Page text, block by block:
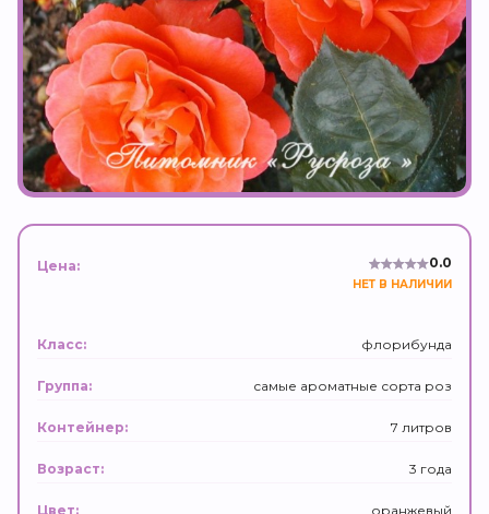
Цена: 0.0
НЕТ В НАЛИЧИИ
Класс: флорибунда
Группа: самые ароматные сорта роз
Контейнер: 7 литров
Возраст: 3 года
Цвет:
оранжевый